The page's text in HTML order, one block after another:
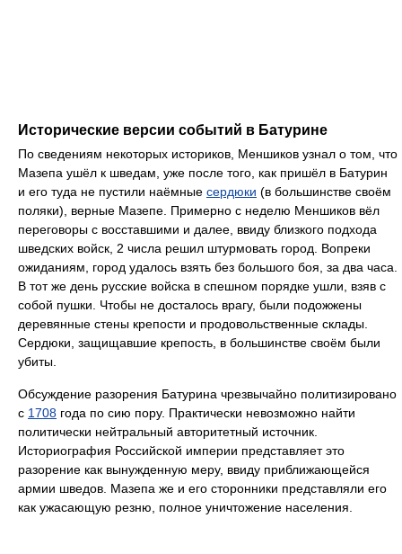
Исторические версии событий в Батурине
По сведениям некоторых историков, Меншиков узнал о том, что
Мазепа ушёл к шведам, уже после того, как пришёл в Батурин
и его туда не пустили наёмные сердюки (в большинстве своём
поляки), верные Мазепе. Примерно с неделю Меншиков вёл
переговоры с восставшими и далее, ввиду близкого подхода
шведских войск, 2 числа решил штурмовать город. Вопреки
ожиданиям, город удалось взять без большого боя, за два часа.
В тот же день русские войска в спешном порядке ушли, взяв с
собой пушки. Чтобы не досталось врагу, были подожжены
деревянные стены крепости и продовольственные склады.
Сердюки, защищавшие крепость, в большинстве своём были
убиты.
Обсуждение разорения Батурина чрезвычайно политизировано
с 1708 года по сию пору. Практически невозможно найти
политически нейтральный авторитетный источник.
Историография Российской империи представляет это
разорение как вынужденную меру, ввиду приближающейся
армии шведов. Мазепа же и его сторонники представляли его
как ужасающую резню, полное уничтожение населения.